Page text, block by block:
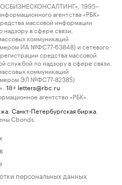
1995–
агентства «РБК»
массовой информации
в сфере связи,
коммуникаций
ИА №ФС77-63848) и сетевого
средства массовой
службой по надзору в сфере связи,
коммуникаций
ЭЛ №ФС77-82385)
18+ letters@rbc.ru
агентство «РБК».
Санкт-Петербургская биржа
Cbonds.
персональных данных